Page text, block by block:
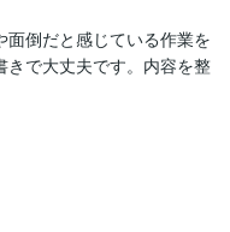
倒だと感じている作業を
きで大丈夫です。内容を整